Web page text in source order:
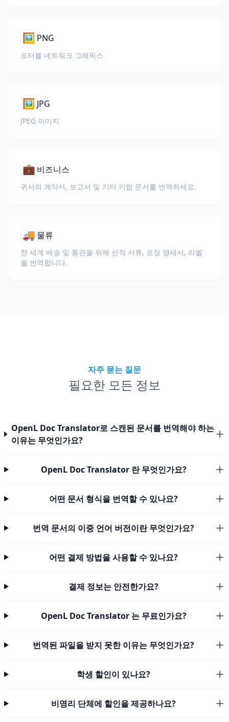
🖼️ PNG
포터블 네트워크 그래픽스
🖼️ JPG
JPEG 이미지
💼 비즈니스
귀사의 계약서, 보고서 및 기타 기업 문서를 번역하세요.
🚚 물류
전 세계 배송 및 통관을 위해 선적 서류, 포장 명세서, 라벨
을 번역합니다.
자주 묻는 질문
필요한 모든 정보
OpenL Doc Translator로 스캔된 문서를 번역해야 하는
이유는 무엇인가요?
OpenL Doc Translator 란 무엇인가요?
어떤 문서 형식을 번역할 수 있나요?
번역 문서의 이중 언어 버전이란 무엇인가요?
어떤 결제 방법을 사용할 수 있나요?
결제 정보는 안전한가요?
OpenL Doc Translator 는 무료인가요?
번역된 파일을 받지 못한 이유는 무엇인가요?
학생 할인이 있나요?
비영리 단체에 할인을 제공하나요?